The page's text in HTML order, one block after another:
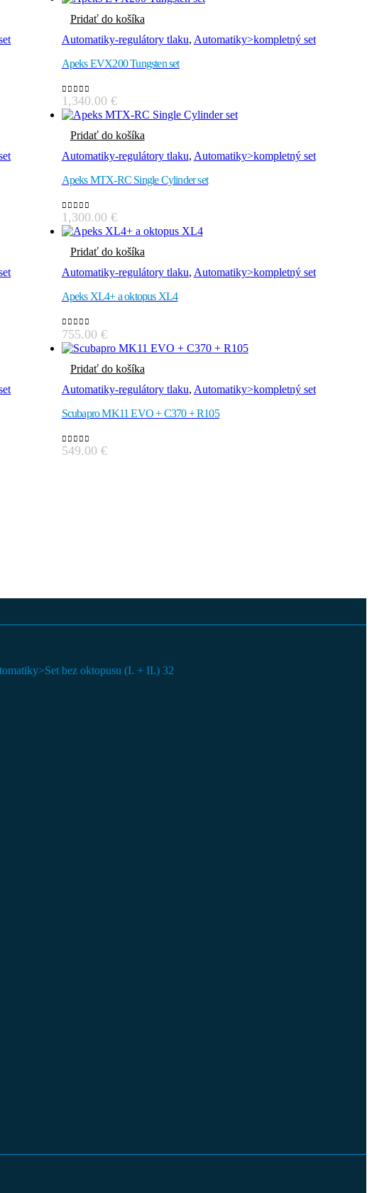
Pridať do košíka
Automatiky-regulátory tlaku, Automatiky>kompletný set
Apeks EVX200 Tungsten set
0 out of 5
1,340.00 €
Pridať do košíka
Automatiky-regulátory tlaku, Automatiky>kompletný set
Apeks MTX-RC Single Cylinder set
0 out of 5
1,300.00 €
Pridať do košíka
Automatiky-regulátory tlaku, Automatiky>kompletný set
Apeks XL4+ a oktopus XL4
0out of 5
755.00 €
Pridať do košíka
Automatiky-regulátory tlaku, Automatiky>kompletný set
Scubapro MK11 EVO + C370 + R105
0out of 5
549.00 €
bez oktopusu (I. + II.) 32